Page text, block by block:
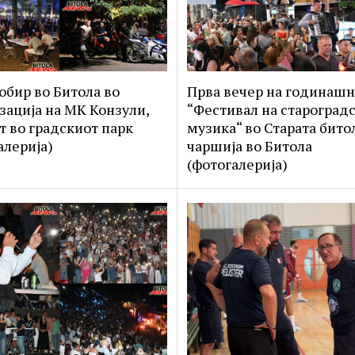
во Битола во
на МК Конзули,
во градскиот парк
Прва вечер на
“Фестивал на
музика“ во Старата
чаршија во Битола
(фотогалерија)